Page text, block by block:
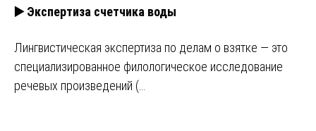
▶️ Экспертиза счетчика воды
Лингвистическая экспертиза по делам о взятке — это
специализированное филологическое исследование
речевых произведений (…